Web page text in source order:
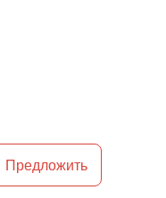
Предложить